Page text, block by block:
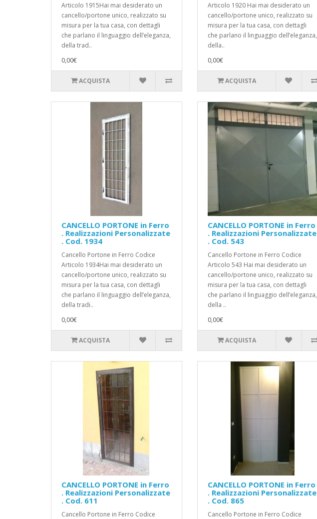
Articolo 1915Hai mai desiderato un
cancello/portone unico, realizzato su
misura per la tua casa, con dettagli
che parlano il linguaggio dell’eleganza,
della trad..
0,00€
ACQUISTA
Articolo 1920 Hai mai desiderato un
cancello/portone unico, realizzato su
misura per la tua casa, con dettagli
che parlano il linguaggio dell’eleganza,
della..
0,00€
ACQUISTA
CANCELLO PORTONE in Ferro
. Realizzazioni Personalizzate
. Cod. 1934
Cancello Portone in Ferro Codice
Articolo 1934Hai mai desiderato un
cancello/portone unico, realizzato su
misura per la tua casa, con dettagli
che parlano il linguaggio dell’eleganza,
della tradi..
0,00€
ACQUISTA
CANCELLO PORTONE in Ferro
. Realizzazioni Personalizzate
. Cod. 543
Cancello Portone in Ferro Codice
Articolo 543 Hai mai desiderato un
cancello/portone unico, realizzato su
misura per la tua casa, con dettagli
che parlano il linguaggio dell’eleganza,
della ..
0,00€
ACQUISTA
CANCELLO PORTONE in Ferro
. Realizzazioni Personalizzate
. Cod. 611
Cancello Portone in Ferro Codice
CANCELLO PORTONE in Ferro
. Realizzazioni Personalizzate
. Cod. 865
Cancello Portone in Ferro Codice